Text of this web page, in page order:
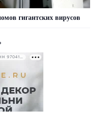
гигантских вирусов
РЕКЛАМА • ООО «ДРУЖБА» ИНН 9704146411